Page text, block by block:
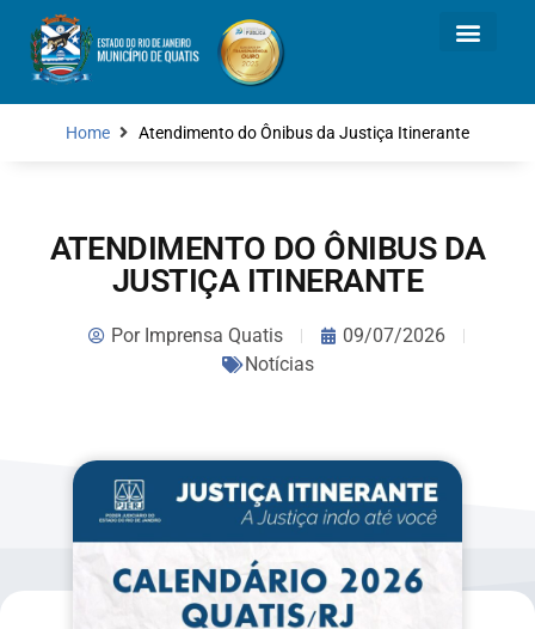
Home Atendimento do Ônibus da Justiça Itinerante
ATENDIMENTO DO ÔNIBUS DA
JUSTIÇA ITINERANTE
PorImprensa Quatis
09/07/2026
Notícias